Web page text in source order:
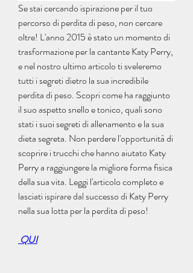
Se stai cercando ispirazione per il tuo
percorso di perdita di peso, non cercare
oltre! L'anno 2015 è stato un momento di
trasformazione per la cantante Katy Perry,
e nel nostro ultimo articolo ti sveleremo
tutti i segreti dietro la sua incredibile
perdita di peso. Scopri come ha raggiunto
il suo aspetto snello e tonico, quali sono
stati i suoi segreti di allenamento e la sua
dieta segreta. Non perdere l'opportunità di
scoprire i trucchi che hanno aiutato Katy
Perry a raggiungere la migliore forma fisica
della sua vita. Leggi l'articolo completo e
lasciati ispirare dal successo di Katy Perry
nella sua lotta per la perdita di peso!
QUI